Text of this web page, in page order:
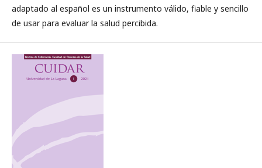
adaptado al español es un instrumento válido, fiable y sencillo
de usar para evaluar la salud percibida.